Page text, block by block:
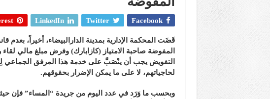
Facebook
Twitter
LinkedIn
قَضَت المحكمة الإدارية بمدينة الدارالبيضاء، أخيراً، بعدم
المفوضة صاحبة الامتياز (كازابارك) وفرض مبلغ مالي لقاء
التفويض يجب أن ينْصَبَّ على خدمة هذا المرفق الجماعي
لحاجياتهم، لا على ما يمكن الإضرار بحقوقهم.
وبحسب ما وَرَد في عدد اليوم من جريدة “المساء” فإن